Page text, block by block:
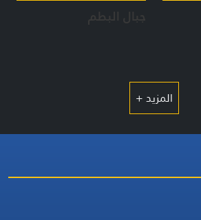
جبال البطم
المزيد +